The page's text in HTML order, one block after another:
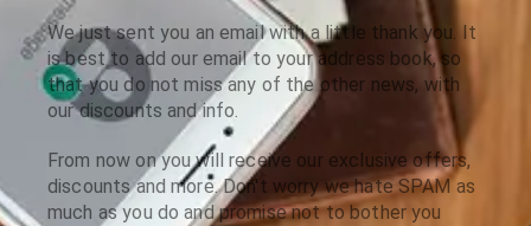
We just sent you an email with a little thank you. It
is best to add our email to your address book, so
that you do not miss any of the other news, with
our discounts and info.
From now on you will receive our exclusive offers,
discounts and more. Don't worry we hate SPAM as
much as you do and promise not to bother you